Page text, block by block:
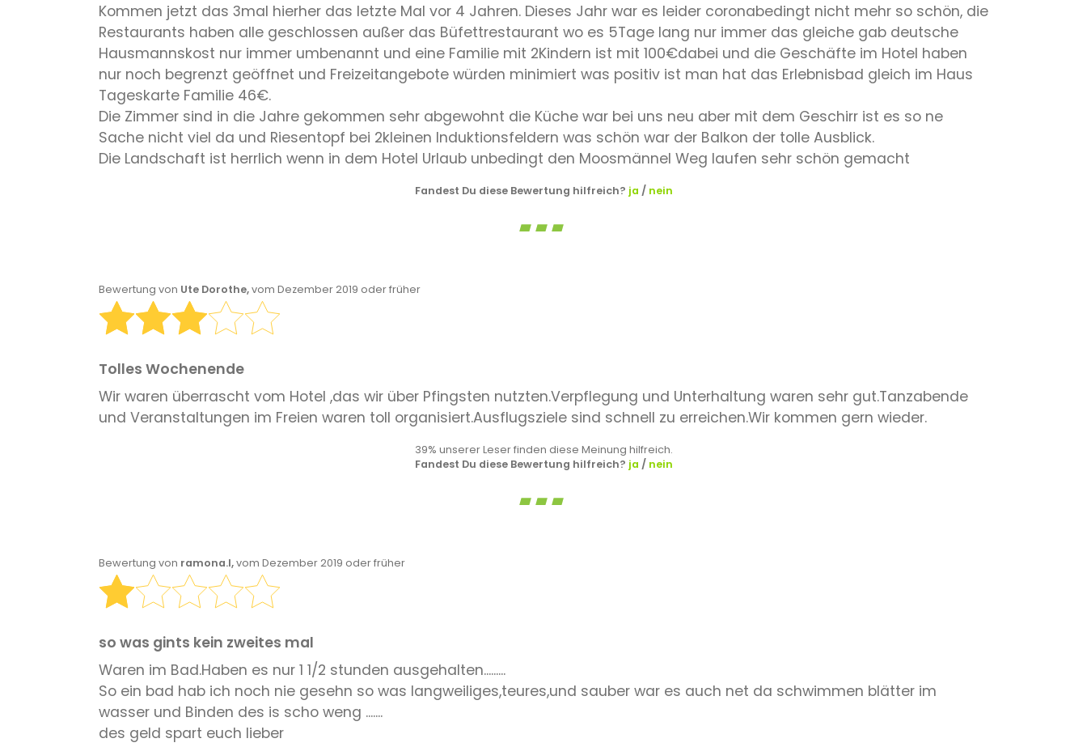
Kommen jetzt das 3mal hierher das letzte Mal vor 4 Jahren. Dieses Jahr war es leider coronabedingt nicht mehr so schön, die
Restaurants haben alle geschlossen außer das Büfettrestaurant wo es 5Tage lang nur immer das gleiche gab deutsche
Hausmannskost nur immer umbenannt und eine Familie mit 2Kindern ist mit 100€dabei und die Geschäfte im Hotel haben
nur noch begrenzt geöffnet und Freizeitangebote würden minimiert was positiv ist man hat das Erlebnisbad gleich im Haus
Tageskarte Familie 46€.
Die Zimmer sind in die Jahre gekommen sehr abgewohnt die Küche war bei uns neu aber mit dem Geschirr ist es so ne
Sache nicht viel da und Riesentopf bei 2kleinen Induktionsfeldern was schön war der Balkon der tolle Ausblick.
Die Landschaft ist herrlich wenn in dem Hotel Urlaub unbedingt den Moosmännel Weg laufen sehr schön gemacht
Fandest Du diese Bewertung hilfreich? ja / nein
Bewertung von Ute Dorothe,vom Dezember 2019 oder früher
Tolles Wochenende
Wir waren überrascht vom Hotel ,das wir über Pfingsten nutzten.Verpflegung und Unterhaltung waren sehr gut.Tanzabende
und Veranstaltungen im Freien waren toll organisiert.Ausflugsziele sind schnell zu erreichen.Wir kommen gern wieder.
39% unserer Leser finden diese Meinung hilfreich.
Fandest Du diese Bewertung hilfreich? ja / nein
Bewertung von ramona.l,vom Dezember 2019 oder früher
so was gints kein zweites mal
Waren im Bad.Haben es nur 1 1/2 stunden ausgehalten.........
So ein bad hab ich noch nie gesehn so was langweiliges,teures,und sauber war es auch net da schwimmen blätter im
wasser und Binden des is scho weng .......
des geld spart euch lieber